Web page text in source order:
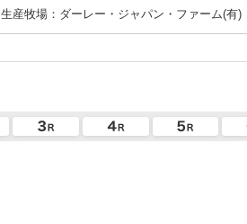
生産牧場：ダーレー・ジャパン・ファーム(有)